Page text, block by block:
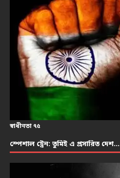
স্বাধীনতা ৭৫
স্পেশাল ট্রেন: তুমিই এ প্রসারিত দেশ…